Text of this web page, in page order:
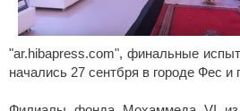
"ar.hibapress.com", финальные
начались 27 сентбря в городе Фес